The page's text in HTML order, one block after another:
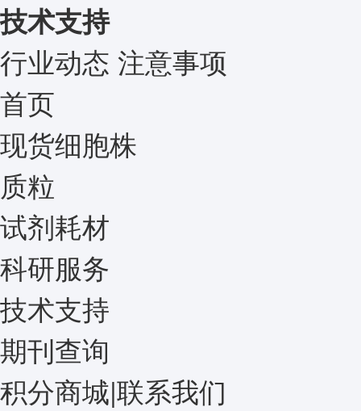
技术支持
行业动态 注意事项
首页
现货细胞株
质粒
试剂耗材
科研服务
技术支持
期刊查询
积分商城|联系我们